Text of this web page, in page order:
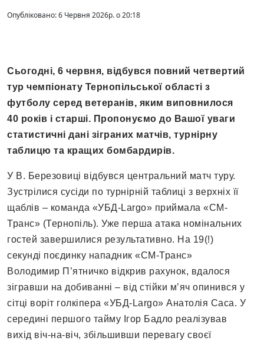
Опубліковано: 6 Червня 2026р. о 20:18
Сьогодні, 6 червня, відбувся повний четвертий
тур чемпіонату Тернопільської області з
футболу серед ветеранів, яким виповнилося
40 років і старші. Пропонуємо до Вашої уваги
статистичні дані зіграних матчів, турнірну
таблицю та кращих бомбардирів.
У В. Березовиці відбувся центральний матч туру.
Зустрілися сусіди по турнірній таблиці з верхніх її
щаблів – команда «УБД-Largo» приймала «СМ-
Транс» (Тернопіль). Уже перша атака номінальних
гостей завершилися результативно. На 19(!)
секунді поєдинку нападник «СМ-Транс»
Володимир П’ятничко відкрив рахунок, вдалося
зігравши на добиванні – від стійки м’яч опинився у
сітці воріт голкіпера «УБД-Largo» Анатолія Саса. У
середині першого тайму Ігор Бадло реалізував
вихід віч-на-віч, збільшивши перевагу своєї